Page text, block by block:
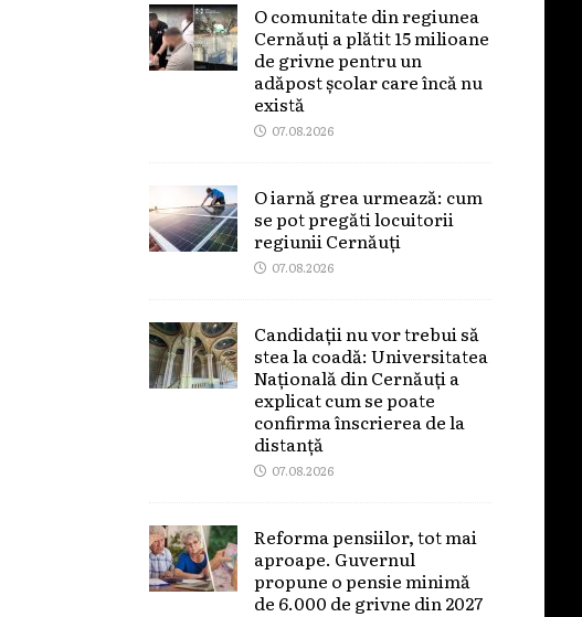
O comunitate din regiunea
Cernăuți a plătit 15 milioane
de grivne pentru un
adăpost școlar care încă nu
există
07.08.2026
O iarnă grea urmează: cum
se pot pregăti locuitorii
regiunii Cernăuți
07.08.2026
Candidații nu vor trebui să
stea la coadă: Universitatea
Națională din Cernăuți a
explicat cum se poate
confirma înscrierea de la
distanță
07.08.2026
Reforma pensiilor, tot mai
aproape. Guvernul
propune o pensie minimă
de 6.000 de grivne din 2027